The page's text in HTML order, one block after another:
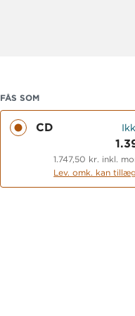
FÅS SOM
CD
1.747,50 kr. inkl.
Lev. omk. kan